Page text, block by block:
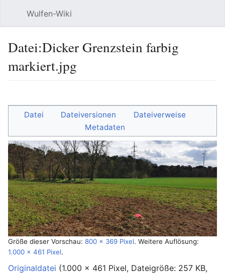
Wulfen-Wiki
Datei:Dicker Grenzstein farbig
markiert.jpg
Datei Dateiversionen
Dateiverweise
Metadaten
Größe dieser Vorschau: 800 × 369 Pixel. Weitere Auflösung:
1.000 × 461 Pixel.
Originaldatei (1.000 × 461 Pixel, Dateigröße: 257 KB,